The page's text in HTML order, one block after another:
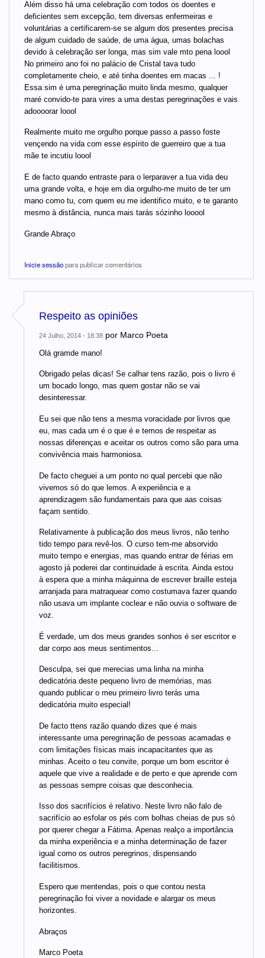
Além disso há uma celebração com todos os doentes e
deficientes sem excepção, tem diversas enfermeiras e
voluntárias a certificarem-se se algum dos presentes precisa
de algum cuidado de saúde, de uma água, umas bolachas
devido à celebração ser longa, mas sim vale mto pena loool
No primeiro ano foi no palácio de Cristal tava tudo
completamente cheio, e até tinha doentes em macas ... !
Essa sim é uma peregrinação muito linda mesmo, qualquer
maré convido-te para vires a uma destas peregrinações e vais
adoooorar loool
Realmente muito me orgulho porque passo a passo foste
vençendo na vida com esse espírito de guerreiro que a tua
mãe te incutiu loool
E de facto quando entraste para o lerparaver a tua vida deu
uma grande volta, e hoje em dia orgulho-me muito de ter um
mano como tu, com quem eu me identifico muito, e te garanto
mesmo à distância, nunca mais tarás sózinho looool
Grande Abraço
Inicie sessãopara publicar comentários
Respeito as opiniões
24 Julho, 2014 - 18:38 por Marco Poeta
Olá gramde mano!
Obrigado pelas dicas! Se calhar tens razão, pois o livro é
um bocado longo, mas quem gostar não se vai
desinteressar.
Eu sei que não tens a mesma voracidade por livros que
eu, mas cada um é o que é e temos de respeitar as
nossas diferenças e aceitar os outros como são para uma
convivência mais harmoniosa.
De facto cheguei a um ponto no qual percebi que não
vivemos só do que lemos. A experiência e a
aprendizagem são fundamentais para que aas coisas
façam sentido.
Relativamente à publicação dos meus livros, não tenho
tido tempo para revê-los. O curso tem-me absorvido
muito tempo e energias, mas quando entrar de férias em
agosto já poderei dar continuidade à escrita. Ainda estou
à espera que a minha máquinna de escrever braille esteja
arranjada para matraquear como costumava fazer quando
não usava um implante coclear e não ouvia o software de
voz.
É verdade, um dos meus grandes sonhos é ser escritor e
dar corpo aos meus sentimentos...
Desculpa, sei que merecias uma linha na minha
dedicatória deste pequeno livro de memórias, mas
quando publicar o meu primeiro livro terás uma
dedicatória muito especial!
De facto ttens razão quando dizes que é mais
interessante uma peregrinação de pessoas acamadas e
com limitações físicas mais incapacitantes que as
minhas. Aceito o teu convite, porque um bom escritor é
aquele que vive a realidade e de perto e que aprende com
as pessoas sempre coisas que desconhecia.
Isso dos sacrifícios é relativo. Neste livro não falo de
sacrifício ao esfolar os pés com bolhas cheias de pus só
por querer chegar a Fátima. Apenas realço a importância
da minha experiência e a minha determinação de fazer
igual como os outros peregrinos, dispensando
facilitismos.
Espero que mentendas, pois o que contou nesta
peregrinação foi viver a novidade e alargar os meus
horizontes.
Abraços
Marco Poeta